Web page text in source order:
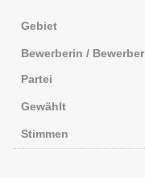
Gebiet
Bewerberin / Bewerber
Partei
Gewählt
Stimmen